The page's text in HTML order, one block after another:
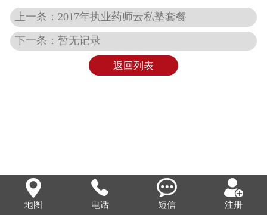
上一条：2017年执业药师云私塾套餐
下一条：暂无记录
返回列表

地图

电话

短信 注册